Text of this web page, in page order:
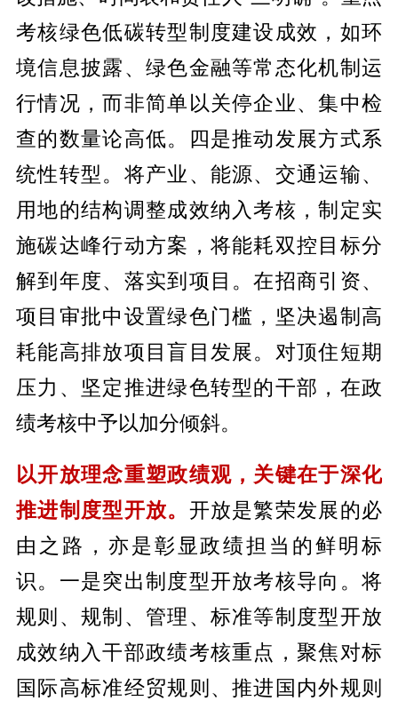
考核绿色低碳转型制度建设成效，如环
境信息披露、绿色金融等常态化机制运
行情况，而非简单以关停企业、集中检
查的数量论高低。四是推动发展方式系
统性转型。将产业、能源、交通运输、
用地的结构调整成效纳入考核，制定实
施碳达峰行动方案，将能耗双控目标分
解到年度、落实到项目。在招商引资、
项目审批中设置绿色门槛，坚决遏制高
耗能高排放项目盲目发展。对顶住短期
压力、坚定推进绿色转型的干部，在政
绩考核中予以加分倾斜。
以开放理念重塑政绩观，关键在于深化
推进制度型开放。 开放是繁荣发展的必
由之路，亦是彰显政绩担当的鲜明标
识。一是突出制度型开放考核导向。将
规则、规制、管理、标准等制度型开放
成效纳入干部政绩考核重点，聚焦对标
国际高标准经贸规则、推进国内外规则